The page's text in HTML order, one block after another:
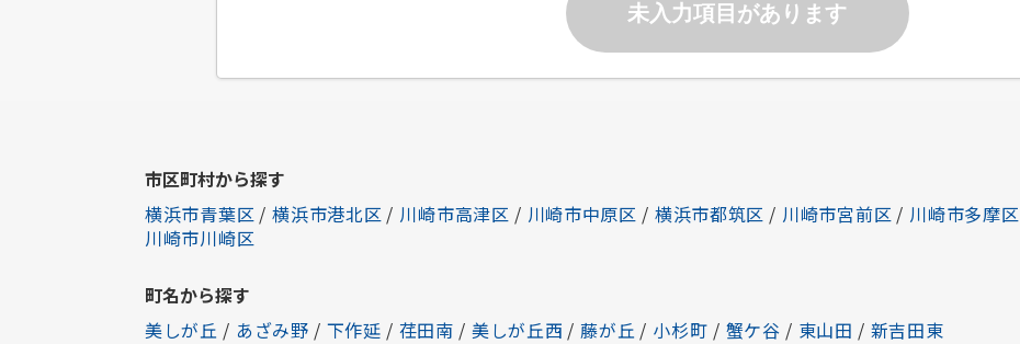
未入力項目があります
市区町村から探す
横浜市青葉区 / 横浜市港北区 / 川崎市高津区 / 川崎市中原区 / 横浜市都筑区 / 川崎市宮前区 / 川崎市多摩区
川崎市川崎区
町名から探す
美しが丘 / あざみ野 / 下作延 / 荏田南 / 美しが丘西 / 藤が丘 / 小杉町 / 蟹ケ谷 / 東山田 / 新吉田東